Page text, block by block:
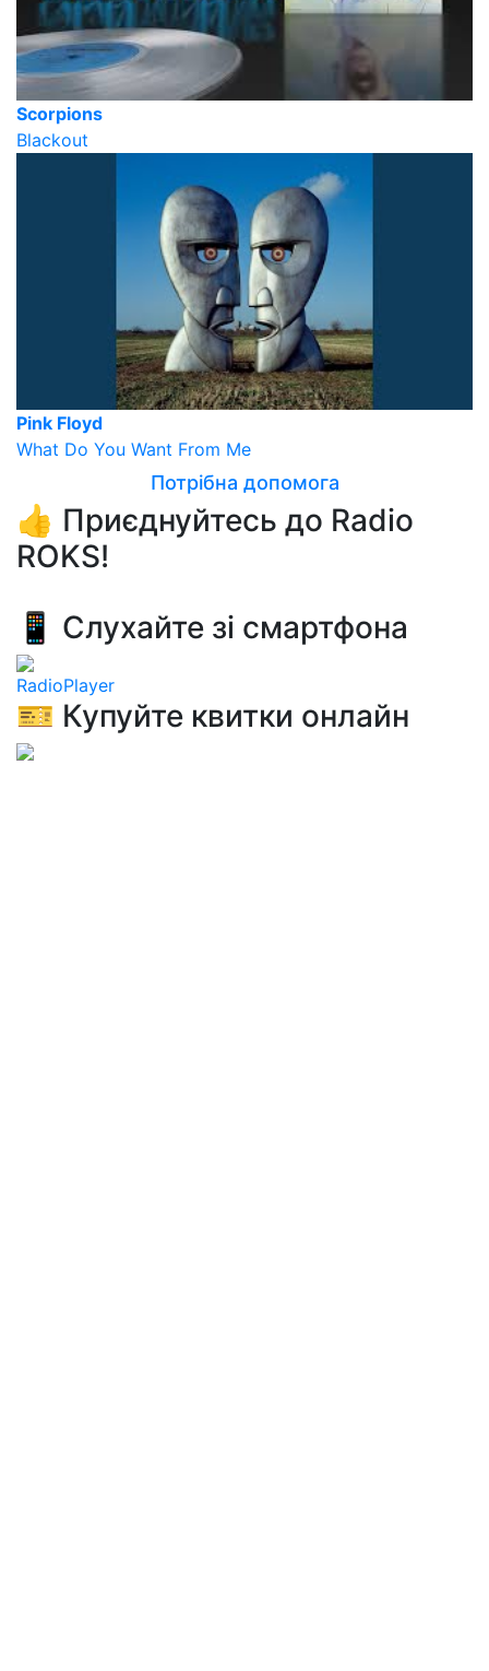
Scorpions
Blackout
Pink Floyd
What Do You Want From Me
Потрібна допомога
👍 Приєднуйтесь до Radio
ROKS!
📱 Слухайте зі смартфона
RadioPlayer
🎫 Купуйте квитки онлайн